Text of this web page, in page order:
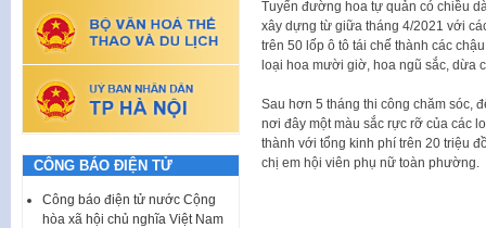
Tuyến đường hoa tự quản có chiều
xây dựng từ giữa tháng 4/2021 với
trên 50 lốp ô tô tái chế thành các
loại hoa mười giờ, hoa ngũ sắc, dừa
Sau hơn 5 tháng thi công chăm sóc,
nơi đây một màu sắc rực rỡ của các
thành với tổng kinh phí trên 20 triệu
chị em hội viên phụ nữ toàn phường.
CÔNG BÁO ĐIỆN TỬ
Công báo điện tử nước Cộng
hòa xã hội chủ nghĩa Việt Nam